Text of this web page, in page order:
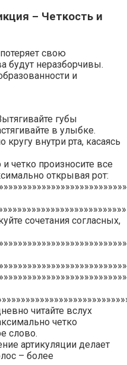
– Четкость и
свою
будут неразборчивы.
и
губы
в улыбке.
внутри рта, касаясь
четко произносите все
открывая рот:
сочетания согласных,
читайте вслух
четко
слово.
артикуляции делает
– более